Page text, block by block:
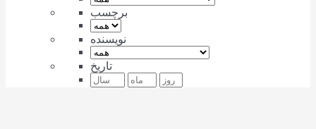
برچسب
نویسنده
تاریخ